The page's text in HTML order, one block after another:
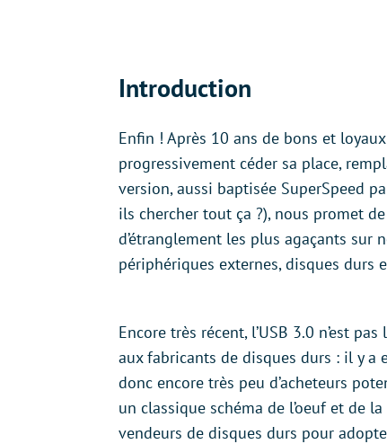
Introduction
Enfin ! Après 10 ans de bons et loyaux
progressivement céder sa place,
version, aussi baptisée SuperSpeed
ils chercher tout ça ?), nous promet
d’étranglement les plus agaçants sur
périphériques externes, disques durs
Encore très récent, l’USB 3.0 n’est
aux fabricants de disques durs : il y a
donc encore très peu d’acheteurs
un classique schéma de l’oeuf et de
vendeurs de disques durs pour